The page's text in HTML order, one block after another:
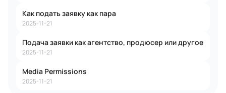
Как подать заявку как пара
2025-11-21
Подача заявки как агентство, продюсер или другое
2025-11-21
Media Permissions
2025-11-21